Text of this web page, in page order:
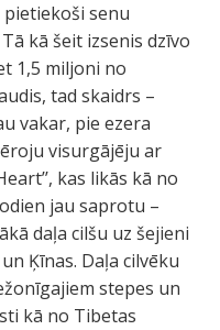
senu
kā šeit izsenis dzīvo
1,5 miljoni no
tad skaidrs –
vakar, pie ezera
visurgājēju ar
kas likās kā no
jau saprotu –
daļa cilšu uz šejieni
Ķīnas. Daļa cilvēku
stepes un
kā no Tibetas